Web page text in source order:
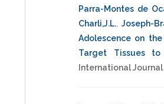
Parra-Montes de
Charli,J.L. Joseph-
Adolescence on
Target Tissues
International